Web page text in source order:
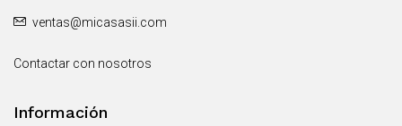
ventas@micasasii.com
Contactar con nosotros
Información